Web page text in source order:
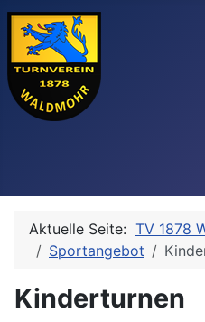
Aktuelle Seite: TV 1878
Sportangebot
Kinderturnen